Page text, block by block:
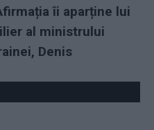
îi aparține lui
al ministrului
Denis